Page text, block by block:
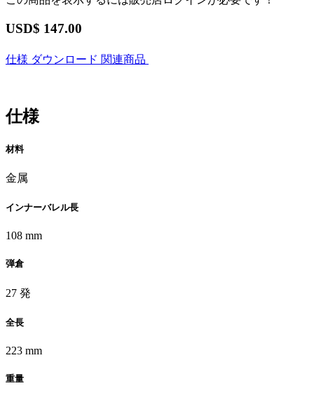
USD$ 147.00
仕様 ダウンロード 関連商品
仕様
材料
金属
インナーバレル長
108 mm
弾倉
27 発
全長
223 mm
重量